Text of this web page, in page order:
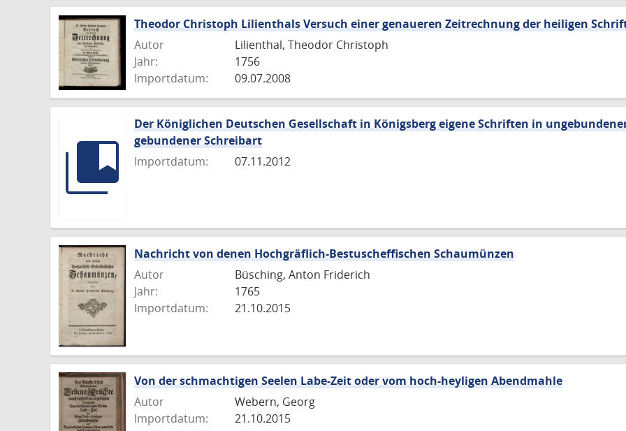
Theodor Christoph Lilienthals Versuch einer genaueren Zeitrechnung der heiligen
Autor
Lilienthal, Theodor Christoph
Jahr:
1756
Importdatum:
09.07.2008
Der Königlichen Deutschen Gesellschaft in Königsberg eigene Schriften in
gebundener Schreibart
Importdatum:
07.11.2012
Nachricht von denen Hochgräflich-Bestuscheffischen Schaumünzen
Autor
Büsching, Anton Friderich
Jahr:
1765
Importdatum:
21.10.2015
Von der schmachtigen Seelen Labe-Zeit oder vom hoch-heyligen Abendmahle
Autor
Webern, Georg
Importdatum:
21.10.2015